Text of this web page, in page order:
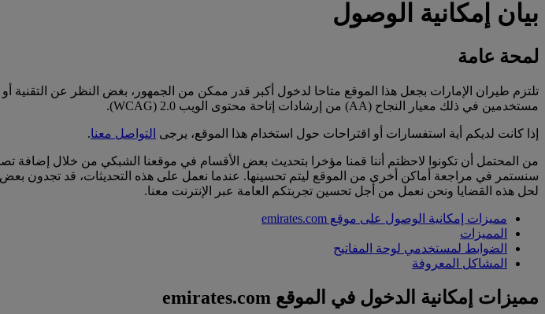
بيان إمكانية الوصول
لمحة عامة
تلتزم طيران الإمارات بجعل هذا الموقع متاحا لدخول أكبر قدر ممكن من الجمهور، بغض النظر عن التقنية
مستخدمين في ذلك معيار النجاح (AA) من إرشادات إتاحة محتوى الويب 2.0 (WCAG).
إذا كانت لديكم أية استفسارات أو اقتراحات حول استخدام هذا الموقع، يرجى التواصل معنا.
من المحتمل أن تكونوا لاحظتم أننا قمنا مؤخرا بتحديث بعض الأقسام في موقعنا الشبكي من خلال إضافة
لحل هذه القضايا ونحن نعمل من أجل تحسين تجربتكم العامة عبر الإنترنت معنا.
مميزات إمكانية الوصول على موقع emirates.com
المميزات
الضوابط لمستخدمي لوحة المفاتيح
المشاكل المعروفة
مميزات إمكانية الدخول في الموقع emirates.com